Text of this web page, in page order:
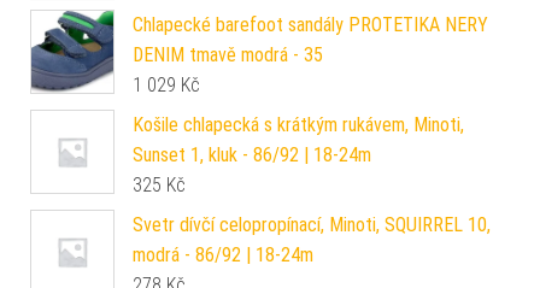
Chlapecké barefoot sandály PROTETIKA NERY
DENIM tmavě modrá - 35
1 029 Kč
Košile chlapecká s krátkým rukávem, Minoti,
Sunset 1, kluk - 86/92 | 18-24m
325 Kč
Svetr dívčí celopropínací, Minoti, SQUIRREL 10,
modrá - 86/92 | 18-24m